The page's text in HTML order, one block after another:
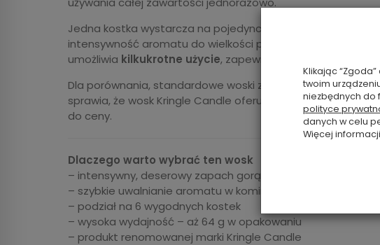
Jedna kostka wystarcza na pojedyncze użycie w kominku
intensywność aromatu do wielkości pomieszczenia i
umożliwia kilkukrotne użycie, zapewniając dłuższą
Dla porównania, standardowe woski zapachowe dostępne
sprawia, że wosk Kringle Candle oferuje
znacznie większą
do ceny.
Dlaczego warto wybrać ten wosk
– intensywny, deserowy zapach gorącej czekolady
– szybkie uwalnianie aromatu w kominku
– podział na 6 wygodnych kostek
– wysoka wydajność – aż 64 g w opakowaniu
– produkt renomowanej marki Kringle Candle
Klikając
twoim
niezbędnych do
polityce
danych w celu
Więcej